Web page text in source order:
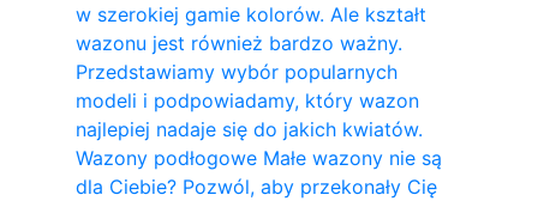
w szerokiej gamie kolorów. Ale kształt
wazonu jest również bardzo ważny.
Przedstawiamy wybór popularnych
modeli i podpowiadamy, który wazon
najlepiej nadaje się do jakich kwiatów.
Wazony podłogowe Małe wazony nie są
dla Ciebie? Pozwól, aby przekonały Cię